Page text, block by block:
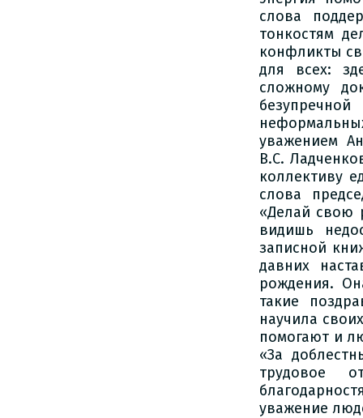
слова
тонкостям
конфликты
для всех:
сложному
уважением
В.С.
коллективу
слова
«Делай свою
видишь
записной
давних
рождения.
такие
научила
помогают и
«За
трудовое
уважение